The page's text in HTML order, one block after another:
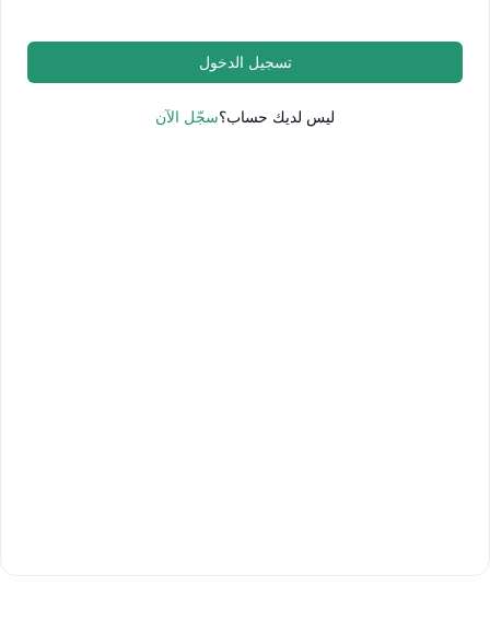
تسجيل الدخول
ليس لديك حساب؟سجّل الآن